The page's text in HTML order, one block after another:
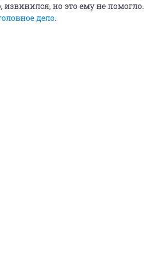
извинился, но это ему не помогло.
дело.